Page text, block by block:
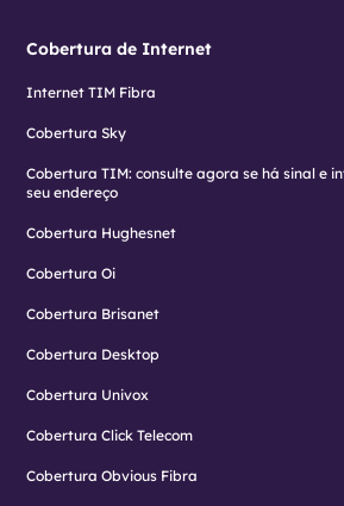
Cobertura de Internet
Internet TIM Fibra
Cobertura Sky
Cobertura TIM: consulte agora se há sinal e
seu endereço
Cobertura Hughesnet
Cobertura Oi
Cobertura Brisanet
Cobertura Desktop
Cobertura Univox
Cobertura Click Telecom
Cobertura Obvious Fibra